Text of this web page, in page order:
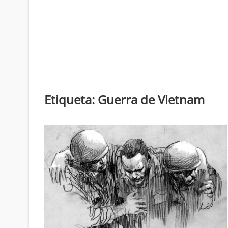
Etiqueta: Guerra de Vietnam